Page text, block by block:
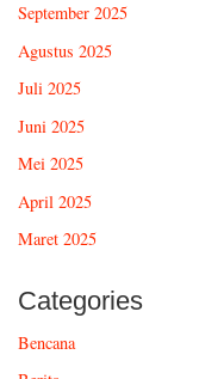
September 2025
Agustus 2025
Juli 2025
Juni 2025
Mei 2025
April 2025
Maret 2025
Categories
Bencana